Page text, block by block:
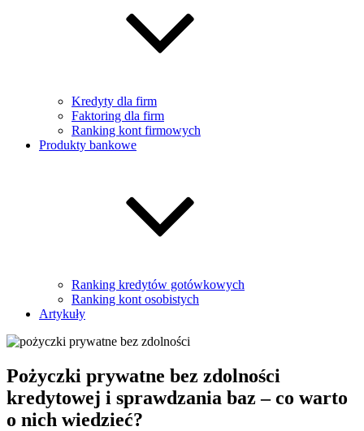
Kredyty dla firm
Faktoring dla firm
Ranking kont firmowych
Produkty bankowe
Ranking kredytów gotówkowych
Ranking kont osobistych
Artykuły
Pożyczki prywatne bez zdolności
kredytowej i sprawdzania baz – co warto
o nich wiedzieć?